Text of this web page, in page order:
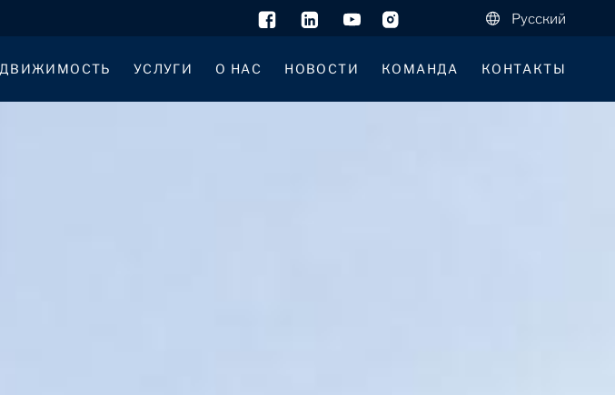
Русский
УСЛУГИ О НАС НОВОСТИ КОМАНДА КОНТАКТЫ